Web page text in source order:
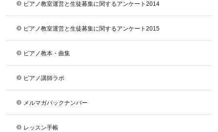
ピアノ教室運営と生徒募集に関するアンケート2014
ピアノ教室運営と生徒募集に関するアンケート2015
ピアノ教本・曲集
ピアノ講師ラボ
メルマガバックナンバー
レッスン手帳